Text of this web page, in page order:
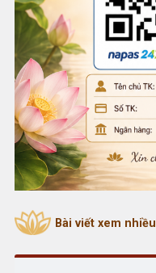
Bài viết xem nhiều